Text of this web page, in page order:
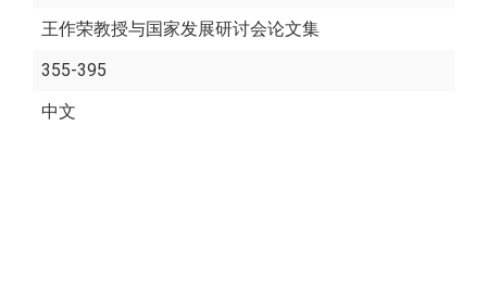
王作荣教授与国家发展研讨会论文集
355-395
中文